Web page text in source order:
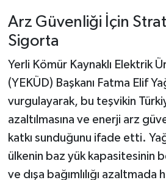
Arz Güvenliği İçin
Sigorta
Yerli Kömür Kaynaklı Elektrik
(YEKÜD) Başkanı Fatma Elif
vurgulayarak, bu teşvikin
azaltılmasına ve enerji arz
katkı sunduğunu ifade etti.
ülkenin baz yük kapasitesinin
ve dışa bağımlılığı azaltmada